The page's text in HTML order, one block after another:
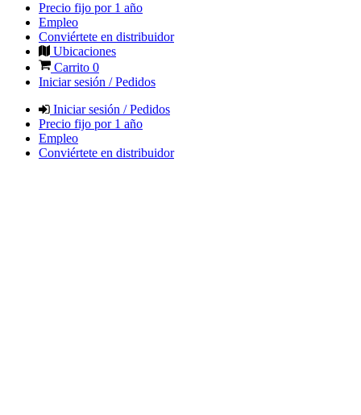
Precio fijo por 1 año
Empleo
Conviértete en distribuidor
Ubicaciones
Carrito 0
Iniciar sesión / Pedidos
Iniciar sesión / Pedidos
Precio fijo por 1 año
Empleo
Conviértete en distribuidor